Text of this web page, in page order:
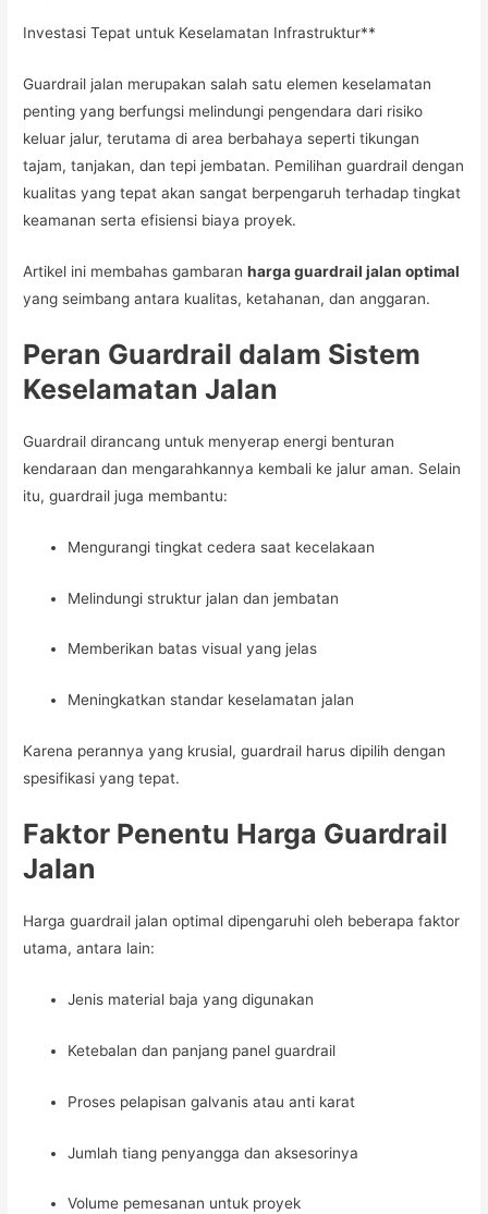
Investasi Tepat untuk Keselamatan Infrastruktur**
Guardrail jalan merupakan salah satu elemen keselamatan
penting yang berfungsi melindungi pengendara dari risiko
keluar jalur, terutama di area berbahaya seperti tikungan
tajam, tanjakan, dan tepi jembatan. Pemilihan guardrail dengan
kualitas yang tepat akan sangat berpengaruh terhadap tingkat
keamanan serta efisiensi biaya proyek.
Artikel ini membahas gambaranharga guardrail jalan optimal
yang seimbang antara kualitas, ketahanan, dan anggaran.
Peran Guardrail dalam Sistem
Keselamatan Jalan
Guardrail dirancang untuk menyerap energi benturan
kendaraan dan mengarahkannya kembali ke jalur aman. Selain
itu, guardrail juga membantu:
Mengurangi tingkat cedera saat kecelakaan
Melindungi struktur jalan dan jembatan
Memberikan batas visual yang jelas
Meningkatkan standar keselamatan jalan
Karena perannya yang krusial, guardrail harus dipilih dengan
spesifikasi yang tepat.
Faktor Penentu Harga Guardrail
Jalan
Harga guardrail jalan optimal dipengaruhi oleh beberapa faktor
utama, antara lain:
Jenis material baja yang digunakan
Ketebalan dan panjang panel guardrail
Proses pelapisan galvanis atau anti karat
Jumlah tiang penyangga dan aksesorinya
Volume pemesanan untuk proyek